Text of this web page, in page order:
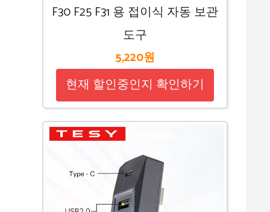
F30 F25 F31 용 접이식 자동 보관
도구
5,220원
현재 할인중인지 확인하기